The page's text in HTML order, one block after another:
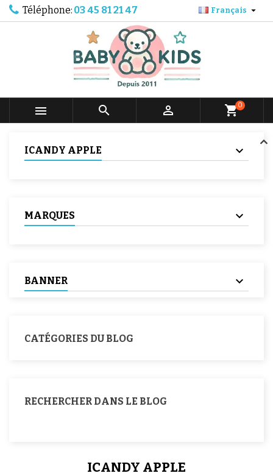
Téléphone: 03 45 81 21 47 Français 
   shopping_cart0
ICANDY APPLE
MARQUES
BANNER
CATÉGORIES DU BLOG
RECHERCHER DANS LE BLOG
ICANDY APPLE